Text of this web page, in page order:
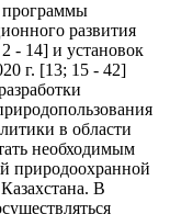
программы
развития
- 14] и установок
г. [13; 15 - 42]
в области
необходимым
природоохранной
В